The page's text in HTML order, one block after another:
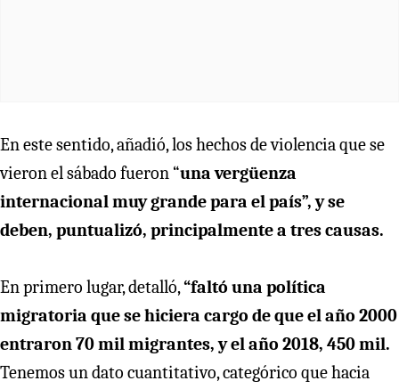
En este sentido, añadió, los hechos de violencia que se
vieron el sábado fueron “una vergüenza
internacional muy grande para el país”, y se
deben, puntualizó, principalmente a tres causas.
En primero lugar, detalló,“faltó una política
migratoria que se hiciera cargo de que el año 2000
entraron 70 mil migrantes, y el año 2018, 450 mil.
Tenemos un dato cuantitativo, categórico que hacia